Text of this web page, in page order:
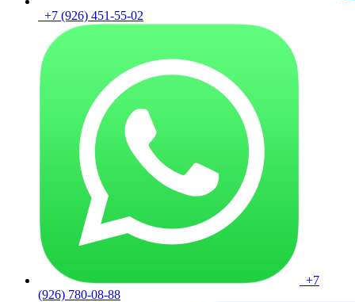
+7 (926) 451-55-02
+7
(926) 780-08-88